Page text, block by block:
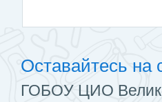
Оставайтесь на
ГОБОУ ЦИО